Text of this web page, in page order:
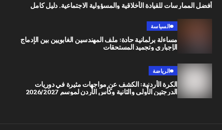
للقيادة الأخلاقية والمسؤولية الاجتماعية. دليل كامل
مساءلة برلمانية حادة: ملف المهندسين الغابويين بين الإدماج
الإجباري وتجميد المستحقات
الكرة الأردنية: الكشف عن مواجهات مثيرة في دوريات
الدرجتين الأولى والثانية وكأس الأردن لموسم 2026/2027